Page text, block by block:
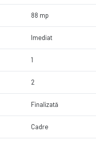
88 mp
Imediat
1
2
Finalizată
Cadre